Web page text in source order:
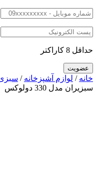
حداقل 8 کاراکتر
خانه / لوازم آشپزخانه /
سبزیران مدل 330 دولوکس